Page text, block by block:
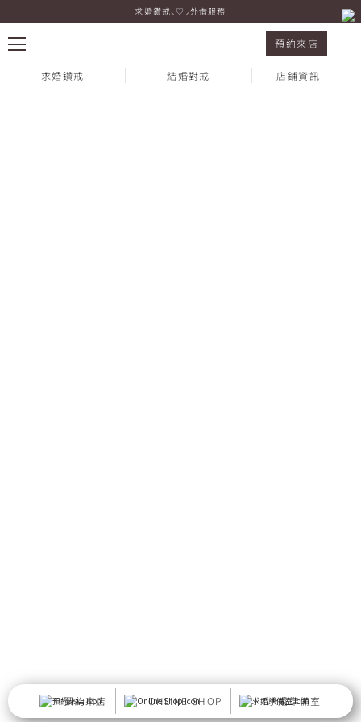
結婚套戒 POLARIS & DIONE 鉑金
求婚鑽戒⸜♡⸝外借服務
預約來店
求婚鑽戒 結婚對戒 店鋪資訊
預約來店 ONLINE SHOP 求婚準備室